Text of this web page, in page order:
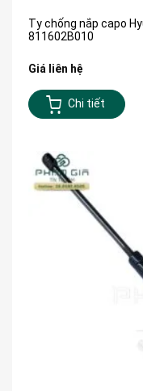
Ty chống nắp capo
811602B010
Giá liên hệ
Chi tiết